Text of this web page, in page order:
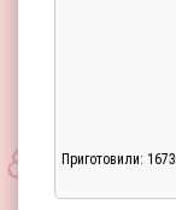
Приготовили: 1673